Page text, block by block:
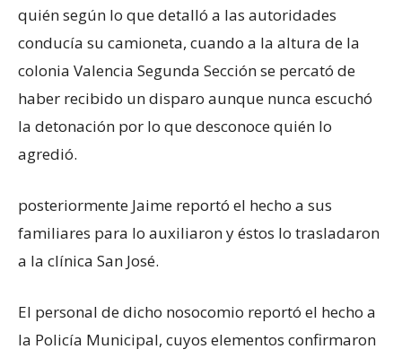
quién según lo que detalló a las autoridades
conducía su camioneta, cuando a la altura de la
colonia Valencia Segunda Sección se percató de
haber recibido un disparo aunque nunca escuchó
la detonación por lo que desconoce quién lo
agredió.
posteriormente Jaime reportó el hecho a sus
familiares para lo auxiliaron y éstos lo trasladaron
a la clínica San José.
El personal de dicho nosocomio reportó el hecho a
la Policía Municipal, cuyos elementos confirmaron